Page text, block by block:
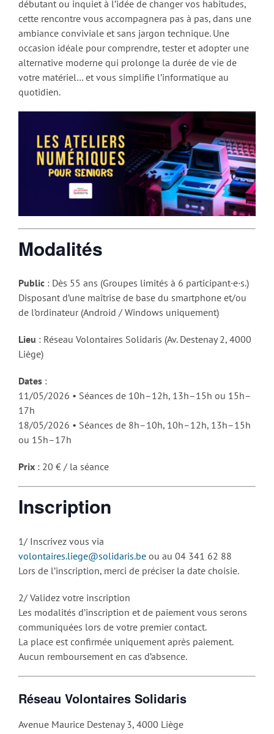
débutant ou inquiet à l’idée de changer vos habitudes,
cette rencontre vous accompagnera pas à pas, dans une
ambiance conviviale et sans jargon technique. Une
occasion idéale pour comprendre, tester et adopter une
alternative moderne qui prolonge la durée de vie de
votre matériel… et vous simplifie l’informatique au
quotidien.
Modalités
Public : Dès 55 ans (Groupes limités à 6 participant·e·s.)
Disposant d’une maîtrise de base du smartphone et/ou
de l’ordinateur (Android / Windows uniquement)
Lieu : Réseau Volontaires Solidaris (Av. Destenay 2, 4000
Liège)
Dates :
11/05/2026 • Séances de 10h–12h, 13h–15h ou 15h–
17h
18/05/2026 • Séances de 8h–10h, 10h–12h, 13h–15h
ou 15h–17h
Prix : 20 € / la séance
Inscription
1/ Inscrivez vous via
volontaires.liege@solidaris.be ou au 04 341 62 88
Lors de l’inscription, merci de préciser la date choisie.
2/ Validez votre inscription
Les modalités d’inscription et de paiement vous serons
communiquées lors de votre premier contact.
La place est confirmée uniquement après paiement.
Aucun remboursement en cas d’absence.
Réseau Volontaires Solidaris
Avenue Maurice Destenay 3, 4000 Liège